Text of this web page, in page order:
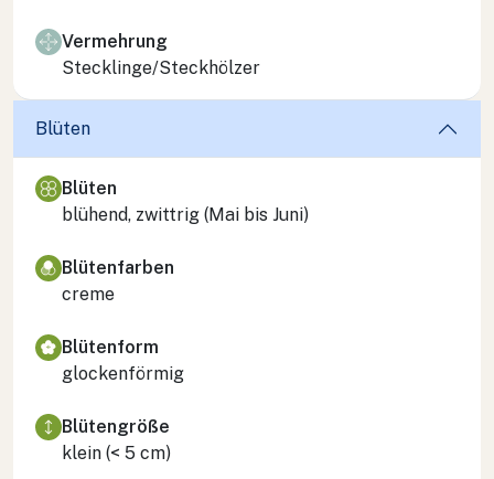
Vermehrung
Stecklinge/Steckhölzer
Blüten
Blüten
blühend, zwittrig (Mai bis Juni)
Blütenfarben
creme
Blütenform
glockenförmig
Blütengröße
klein (< 5 cm)